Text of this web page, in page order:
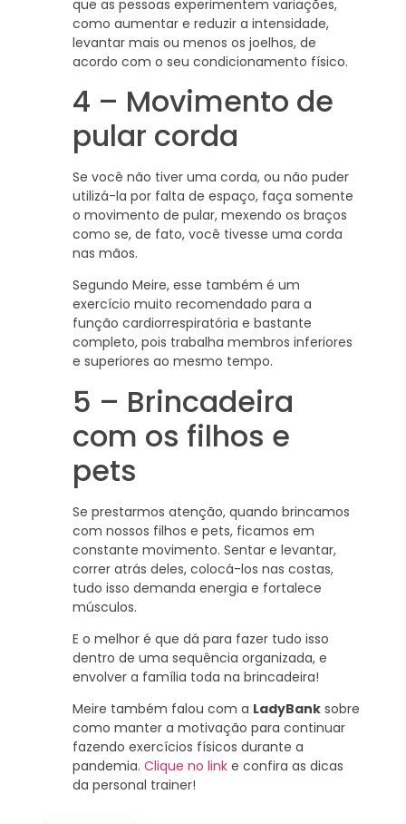
que as pessoas experimentem variações,
como aumentar e reduzir a intensidade,
levantar mais ou menos os joelhos, de
acordo com o seu condicionamento físico.
4 – Movimento de
pular corda
Se você não tiver uma corda, ou não puder
utilizá-la por falta de espaço, faça somente
o movimento de pular, mexendo os braços
como se, de fato, você tivesse uma corda
nas mãos.
Segundo Meire, esse também é um
exercício muito recomendado para a
função cardiorrespiratória e bastante
completo, pois trabalha membros inferiores
e superiores ao mesmo tempo.
5 – Brincadeira
com os filhos e
pets
Se prestarmos atenção, quando brincamos
com nossos filhos e pets, ficamos em
constante movimento. Sentar e levantar,
correr atrás deles, colocá-los nas costas,
tudo isso demanda energia e fortalece
músculos.
E o melhor é que dá para fazer tudo isso
dentro de uma sequência organizada, e
envolver a família toda na brincadeira!
Meire também falou com a LadyBank sobre
como manter a motivação para continuar
fazendo exercícios físicos durante a
pandemia. Clique no link e confira as dicas
da personal trainer!